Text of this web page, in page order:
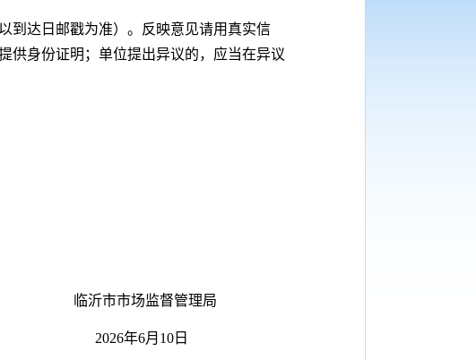
到达日邮戳为准）。反映意见请用真实信
供身份证明；单位提出异议的，应当在异议
理局
日